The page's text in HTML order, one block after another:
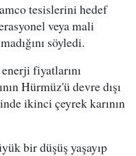
tesislerini hedef
veya mali
söyledi.
fiyatlarını
Hürmüz'ü devre dışı
ikinci çeyrek karının
bir düşüş yaşayıp